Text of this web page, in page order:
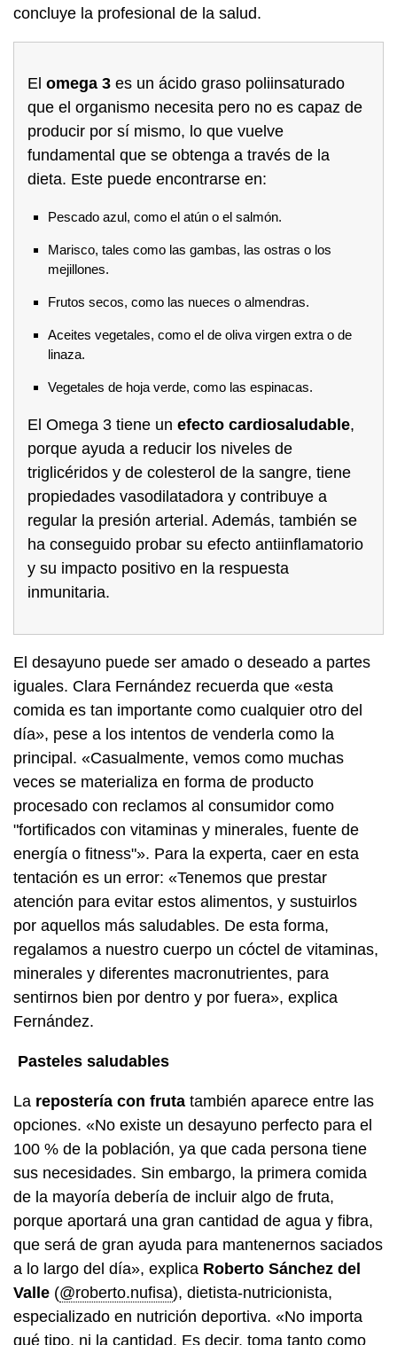
concluye la profesional de la salud.
El omega 3 es un ácido graso poliinsaturado
que el organismo necesita pero no es capaz de
producir por sí mismo, lo que vuelve
fundamental que se obtenga a través de la
dieta. Este puede encontrarse en:
Pescado azul, como el atún o el salmón.
Marisco, tales como las gambas, las ostras o los
mejillones.
Frutos secos, como las nueces o almendras.
Aceites vegetales, como el de oliva virgen extra o de
linaza.
Vegetales de hoja verde, como las espinacas.
El Omega 3 tiene un efecto cardiosaludable,
porque ayuda a reducir los niveles de
triglicéridos y de colesterol de la sangre, tiene
propiedades vasodilatadora y contribuye a
regular la presión arterial. Además, también se
ha conseguido probar su efecto antiinflamatorio
y su impacto positivo en la respuesta
inmunitaria.
El desayuno puede ser amado o deseado a partes
iguales. Clara Fernández recuerda que «esta
comida es tan importante como cualquier otro del
día», pese a los intentos de venderla como la
principal. «Casualmente, vemos como muchas
veces se materializa en forma de producto
procesado con reclamos al consumidor como
"fortificados con vitaminas y minerales, fuente de
energía o fitness"». Para la experta, caer en esta
tentación es un error: «Tenemos que prestar
atención para evitar estos alimentos, y sustuirlos
por aquellos más saludables. De esta forma,
regalamos a nuestro cuerpo un cóctel de vitaminas,
minerales y diferentes macronutrientes, para
sentirnos bien por dentro y por fuera», explica
Fernández.
Pasteles saludables
La repostería con fruta también aparece entre las
opciones. «No existe un desayuno perfecto para el
100 % de la población, ya que cada persona tiene
sus necesidades. Sin embargo, la primera comida
de la mayoría debería de incluir algo de fruta,
porque aportará una gran cantidad de agua y fibra,
que será de gran ayuda para mantenernos saciados
a lo largo del día», explica Roberto Sánchez del
Valle (@roberto.nufisa), dietista-nutricionista,
especializado en nutrición deportiva. «No importa
qué tipo, ni la cantidad. Es decir, toma tanto como